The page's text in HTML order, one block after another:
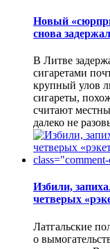
Новый
снова
В Литве
сигаретами
крупный улов
сигареты,
считают
далеко не
Избили,
четверых
Латгальские
о